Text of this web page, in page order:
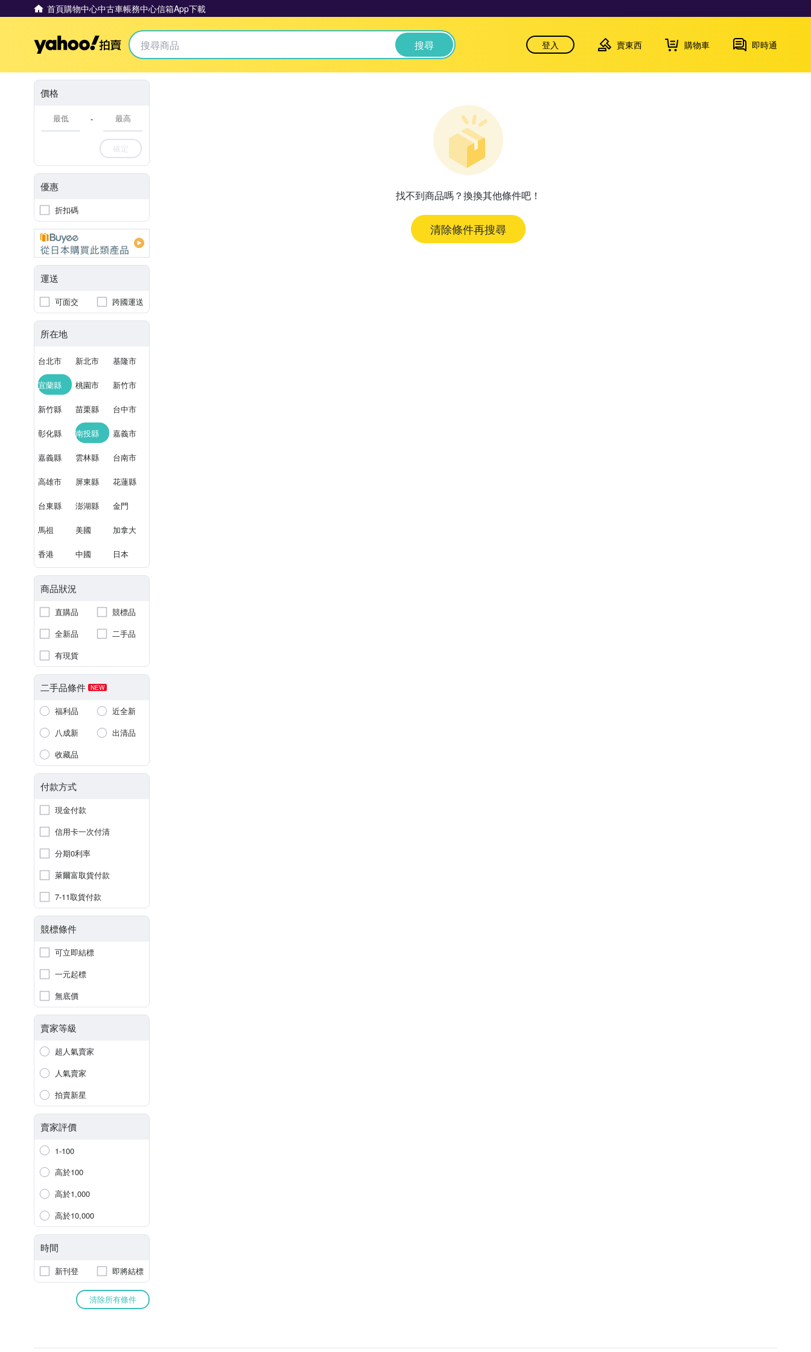
首頁購物中心中古車帳務中心信箱App下載
Yahoo拍賣 搜尋 登入 賣東西 購物車 即時通
價格
-
確定
優惠
折扣碼
運送
可面交 跨國運送
所在地
台北市 新北市 基隆市
宜蘭縣 桃園市 新竹市
新竹縣 苗栗縣 台中市
彰化縣 南投縣 嘉義市
嘉義縣 雲林縣 台南市
高雄市 屏東縣 花蓮縣
台東縣 澎湖縣 金門
馬祖 美國 加拿大
香港 中國 日本
商品狀況
直購品
競標品
全新品
二手品
有現貨
二手品條件 NEW
福利品
近全新
八成新
出清品
收藏品
付款方式
現金付款
信用卡一次付清
分期0利率
萊爾富取貨付款
7-11取貨付款
競標條件
可立即結標
一元起標
無底價
賣家等級
超人氣賣家
人氣賣家
拍賣新星
賣家評價
1-100
高於100
高於1,000
高於10,000
時間
新刊登 即將結標
清除所有條件
找不到商品嗎？換換其他條件吧！
清除條件再搜尋